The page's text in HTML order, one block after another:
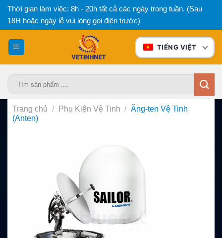
Bỏ
qua
nội
dung
Thời gian làm việc: 8h - 20h tất cả các ngày trong tuần. (Sau
18H hoặc ngày lễ vui lòng gọi điện trước)
TIẾNG VIỆT
Trang chủ / Phụ Kiện Vệ Tinh / Ăng-ten Vệ Tinh
(Anten)